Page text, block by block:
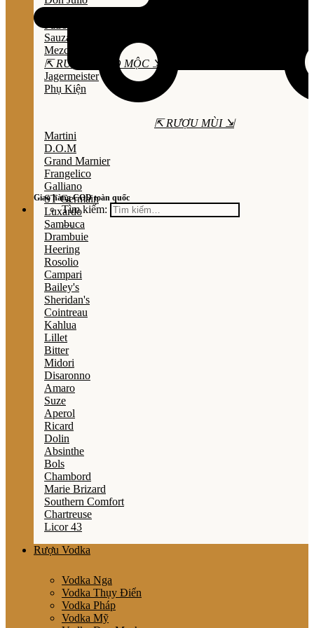
Giao hàng COD toàn quốc
Tìm kiếm:
Sauza
Mezcal
⇱ RƯỢU THẢO MỘC ⇲
Jagermeister
Phụ Kiện
⇱ RƯỢU MÙI ⇲
Martini
D.O.M
Grand Marnier
Frangelico
Galliano
ST Germain
Luxardo
Sambuca
Drambuie
Heering
Rosolio
Campari
Bailey's
Sheridan's
Cointreau
Kahlua
Lillet
Bitter
Midori
Disaronno
Amaro
Suze
Aperol
Ricard
Dolin
Absinthe
Bols
Chambord
Marie Brizard
Southern Comfort
Chartreuse
Licor 43
Rượu Vodka
Vodka Nga
Vodka Thụy Điển
Vodka Pháp
Vodka Mỹ